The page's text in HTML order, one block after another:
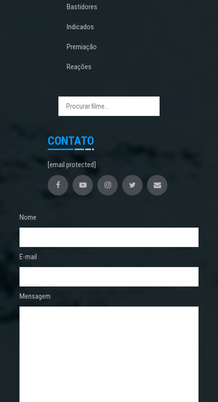
Bastidores
Indicados
Premiação
Reações
CONTATO
[email protected]
Nome
E-mail
Mensagem